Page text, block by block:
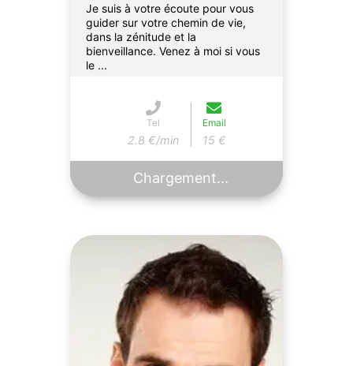
Je suis à votre écoute pour vous
guider sur votre chemin de vie,
dans la zénitude et la
bienveillance. Venez à moi si vous
le ...
Tel
2.8 €/min
Email
15 €
Chargement...